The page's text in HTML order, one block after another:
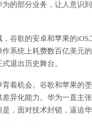
的部分业务，让人意识
谷歌的安卓和苹果的
系统上耗费数百亿美元
退出历史舞台。
着机会。谷歌和苹果的
异化能力。华为一直主
，面对技术封锁，逼迫华